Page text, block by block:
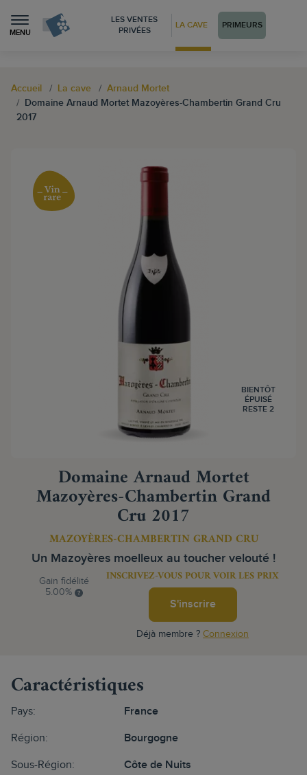
MENU
LES VENTES
PRIVÉES
LA CAVE PRIMEURS
Accueil La cave
Arnaud Mortet
Domaine Arnaud Mortet Mazoyères-Chambertin Grand Cru
2017
BIENTÔT
ÉPUISÉ
RESTE 2
Domaine Arnaud Mortet
Mazoyères-Chambertin Grand
Cru 2017
MAZOYÈRES-CHAMBERTIN GRAND CRU
Un Mazoyères moelleux au toucher velouté !
Gain fidélité
5.00%
INSCRIVEZ-VOUS POUR VOIR LES PRIX
S'inscrire
Déjà membre ? Connexion
Caractéristiques
Pays: France
Région: Bourgogne
Sous-Région: Côte de Nuits